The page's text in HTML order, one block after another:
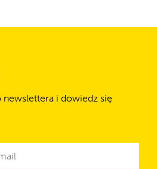
newslettera i dowiedz się